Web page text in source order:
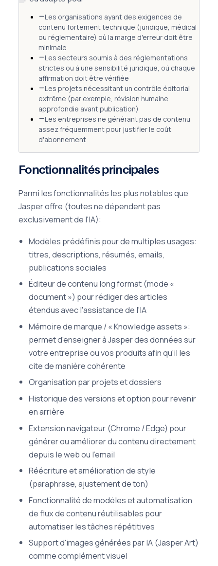
Les organisations ayant des exigences de
contenu fortement technique (juridique, médical
ou réglementaire) où la marge d'erreur doit être
minimale
Les secteurs soumis à des réglementations
strictes ou à une sensibilité juridique, où chaque
affirmation doit être vérifiée
Les projets nécessitant un contrôle éditorial
extrême (par exemple, révision humaine
approfondie avant publication)
Les entreprises ne générant pas de contenu
assez fréquemment pour justifier le coût
d'abonnement
Fonctionnalités principales
Parmi les fonctionnalités les plus notables que
Jasper offre (toutes ne dépendent pas
exclusivement de l'IA):
Modèles prédéfinis pour de multiples usages:
titres, descriptions, résumés, emails,
publications sociales
Éditeur de contenu long format (mode «
document ») pour rédiger des articles
étendus avec l'assistance de l'IA
Mémoire de marque / « Knowledge assets »:
permet d'enseigner à Jasper des données sur
votre entreprise ou vos produits afin qu'il les
cite de manière cohérente
Organisation par projets et dossiers
Historique des versions et option pour revenir
en arrière
Extension navigateur (Chrome / Edge) pour
générer ou améliorer du contenu directement
depuis le web ou l'email
Réécriture et amélioration de style
(paraphrase, ajustement de ton)
Fonctionnalité de modèles et automatisation
de flux de contenu réutilisables pour
automatiser les tâches répétitives
Support d'images générées par IA (Jasper Art)
comme complément visuel